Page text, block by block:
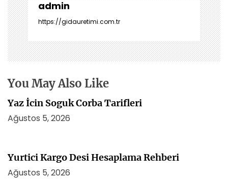
i
n
m
e
s
admin
https://gidauretimi.com.tr
You May Also Like
Yaz İcin Soguk Corba Tarifleri
Ağustos 5, 2026
Yurtici Kargo Desi Hesaplama Rehberi
Ağustos 5, 2026